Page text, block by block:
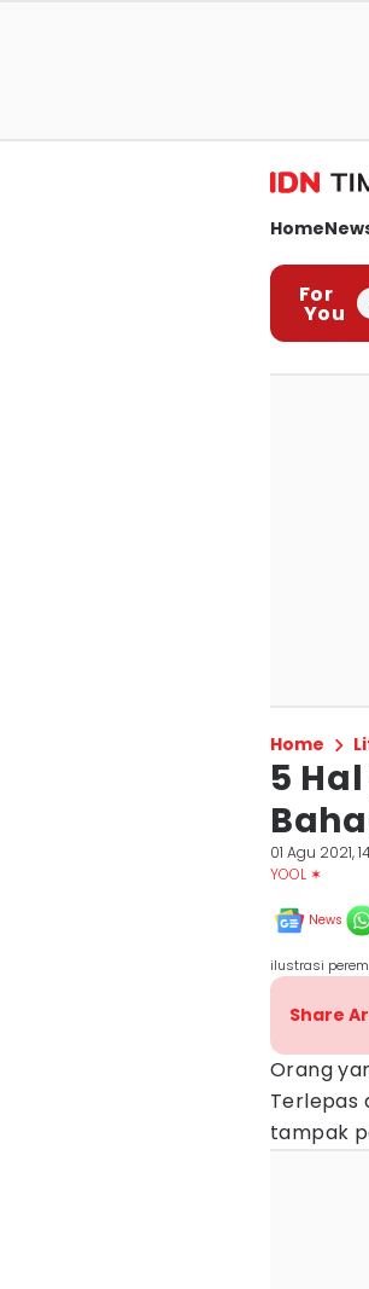
Home
For
You
Home
5
01 Agu 2021,
YOOL ✶
News
ilustrasi
Share
Orang
Terlepas
tampak